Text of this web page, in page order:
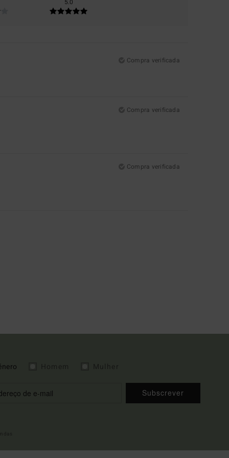
5.0
Compra verificada
Compra verificada
Compra verificada
Subscrever